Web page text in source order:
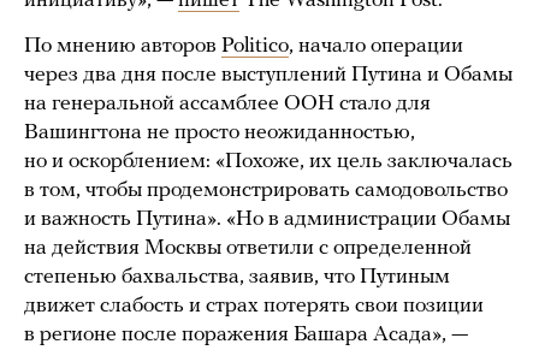
По мнению авторов Politico, начало операции
через два дня после выступлений Путина и Обамы
на генеральной ассамблее ООН стало для
Вашингтона не просто неожиданностью,
но и оскорблением: «Похоже, их цель заключалась
в том, чтобы продемонстрировать самодовольство
и важность Путина». «Но в администрации Обамы
на действия Москвы ответили с определенной
степенью бахвальства, заявив, что Путиным
движет слабость и страх потерять свои позиции
в регионе после поражения Башара Асада», —